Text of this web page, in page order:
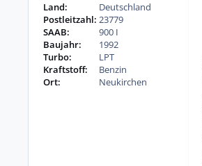
Land:
Deutschland
Postleitzahl: 23779
SAAB:
900 I
Baujahr:
1992
Turbo:
LPT
Kraftstoff:
Benzin
Ort:
Neukirchen